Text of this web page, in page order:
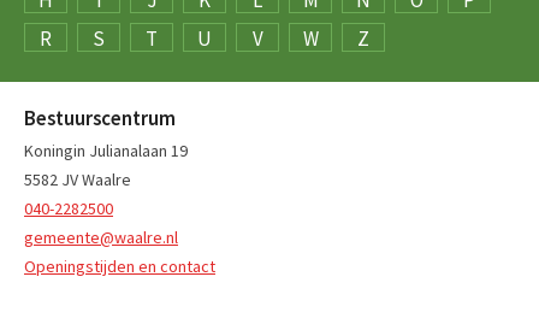
R
S T U V W Z
Bestuurscentrum
Koningin Julianalaan 19
5582 JV Waalre
040-2282500
gemeente@waalre.nl
Openingstijden en contact